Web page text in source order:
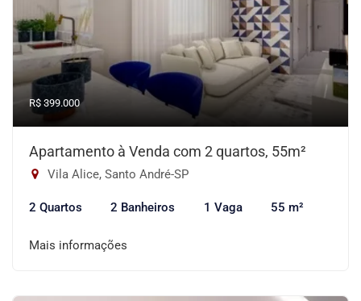
R$ 399.000
Apartamento à Venda com 2 quartos, 55m²
Vila Alice, Santo André-SP
2 Quartos 2 Banheiros 1 Vaga 55 m²
Mais informações